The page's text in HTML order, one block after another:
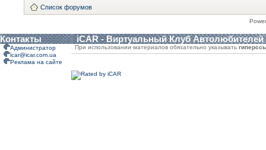
Список форумов
Контакты iCAR - Виртуальный Клуб Автолюбителей
Администратор
icar@icar.com.ua
Реклама на сайте
При использовании материалов обязательно указывать